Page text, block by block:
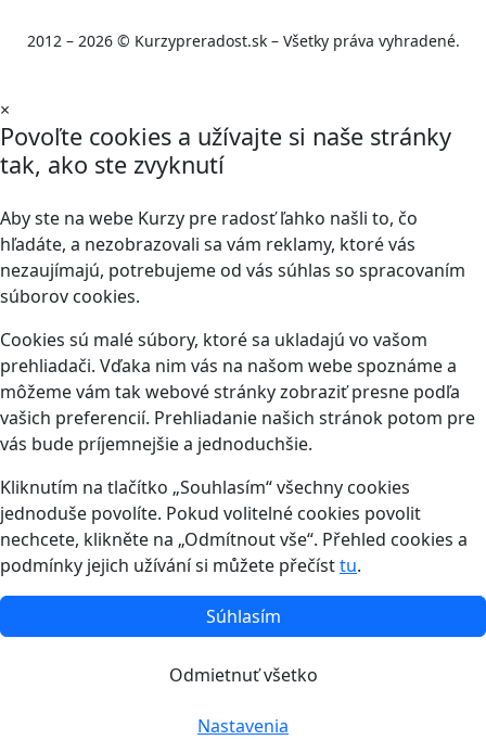
2012 – 2026 © Kurzypreradost.sk – Všetky práva vyhradené.
×
Povoľte cookies a užívajte si naše stránky
tak, ako ste zvyknutí
Aby ste na webe Kurzy pre radosť ľahko našli to, čo
hľadáte, a nezobrazovali sa vám reklamy, ktoré vás
nezaujímajú, potrebujeme od vás súhlas so spracovaním
súborov cookies.
Cookies sú malé súbory, ktoré sa ukladajú vo vašom
prehliadači. Vďaka nim vás na našom webe spoznáme a
môžeme vám tak webové stránky zobraziť presne podľa
vašich preferencií. Prehliadanie našich stránok potom pre
vás bude príjemnejšie a jednoduchšie.
Kliknutím na tlačítko „Souhlasím“ všechny cookies
jednoduše povolíte. Pokud volitelné cookies povolit
nechcete, klikněte na „Odmítnout vše“. Přehled cookies a
podmínky jejich užívání si můžete přečísttu.
Súhlasím
Odmietnuť všetko
Nastavenia